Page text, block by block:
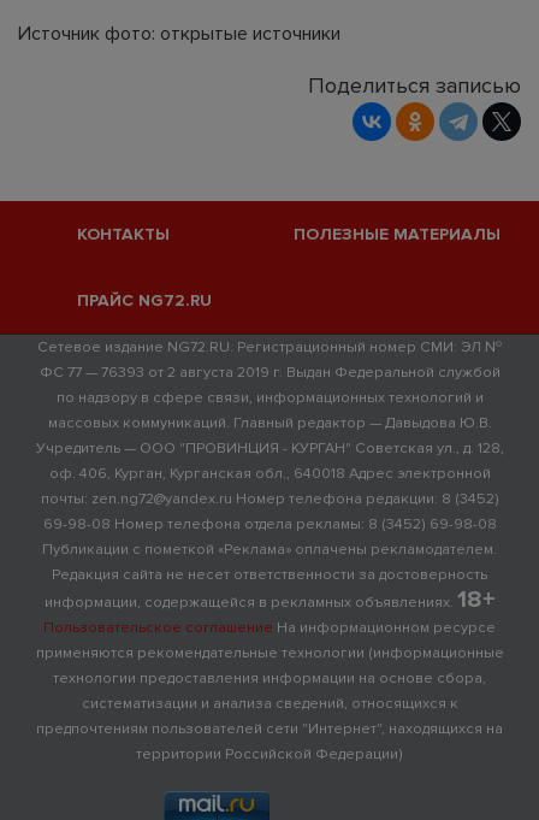
Источник фото: открытые источники
Поделиться записью
КОНТАКТЫ ПОЛЕЗНЫЕ МАТЕРИАЛЫ
ПРАЙС NG72.RU
Сетевое издание NG72.RU. Регистрационный номер СМИ: ЭЛ №
ФС 77 — 76393 от 2 августа 2019 г. Выдан Федеральной службой
по надзору в сфере связи, информационных технологий и
массовых коммуникаций. Главный редактор — Давыдова Ю.В.
Учредитель — ООО "ПРОВИНЦИЯ - КУРГАН" Советская ул., д. 128,
оф. 406, Курган, Курганская обл., 640018 Адрес электронной
почты: zen.ng72@yandex.ru Номер телефона редакции: 8 (3452)
69-98-08 Номер телефона отдела рекламы: 8 (3452) 69-98-08
Публикации с пометкой «Реклама» оплачены рекламодателем.
Редакция сайта не несет ответственности за достоверность
информации, содержащейся в рекламных объявлениях. 18+
Пользовательское соглашение На информационном ресурсе
применяются рекомендательные технологии (информационные
технологии предоставления информации на основе сбора,
систематизации и анализа сведений, относящихся к
предпочтениям пользователей сети "Интернет", находящихся на
территории Российской Федерации)